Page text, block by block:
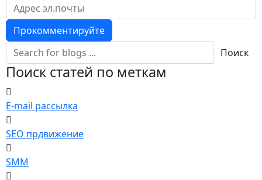
Прокомментируйте
Поиск
Поиск статей по меткам
E-mail рассылка
SEO прдвижение
SMM